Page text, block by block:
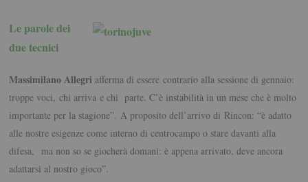
Le parole dei
due tecnici
Massimilano Allegri afferma di essere contrario alla sessione di gennaio:
troppe voci, chi arriva e chi parte. C’è instabilità in un mese che è molto
importante per la stagione”. A proposito dell’arrivo di Rincon: “è adatto
alle nostre esigenze come interno di centrocampo o stare davanti alla
difesa, ma non so se giocherà domani: è appena arrivato, deve ancora
adattarsi al nostro gioco”.